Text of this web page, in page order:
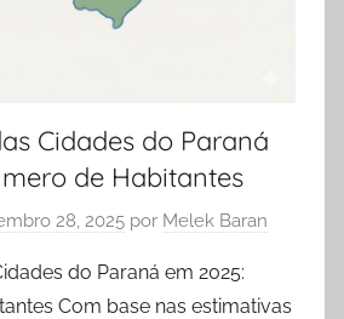
Cidades do Paraná
de Habitantes
28, 2025 por Melek Baran
do Paraná em 2025:
Com base nas estimativas